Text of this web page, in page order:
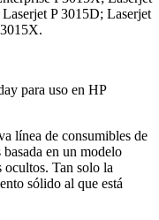
P 3015D; Laserjet
para uso en HP
línea de consumibles de
en un modelo
ocultos. Tan solo la
sólido al que está